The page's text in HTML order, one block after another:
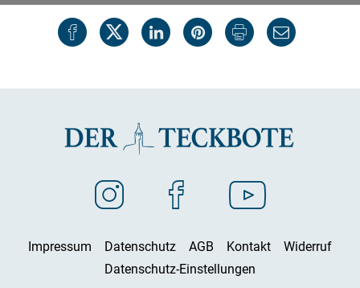
Impressum Datenschutz AGB Kontakt
Widerruf
Datenschutz-Einstellungen